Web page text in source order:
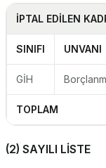
İPTAL EDİLEN
SINIFI UNVANI
GİH
TOPLAM
(2) SAYILI LİSTE